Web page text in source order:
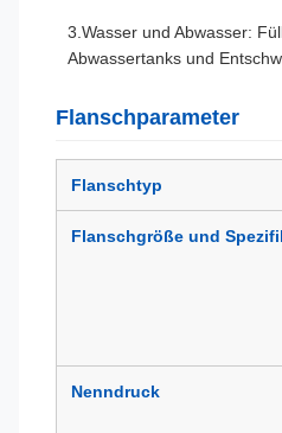
3.Wasser und Abwasser:
Abwassertanks und
Flanschparameter
Flanschtyp
Flanschgröße und
Nenndruck